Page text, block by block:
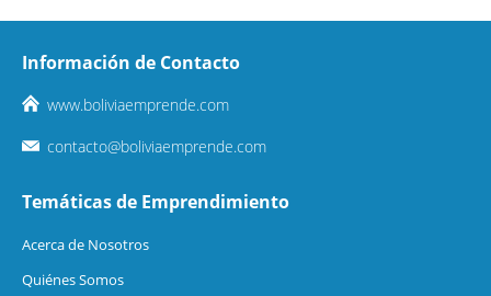
Información de Contacto
www.boliviaemprende.com
contacto@boliviaemprende.com
Temáticas de Emprendimiento
Acerca de Nosotros
Quiénes Somos